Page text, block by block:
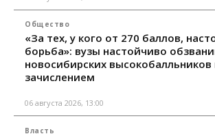
Общество
«За тех, у кого от 270 баллов,
борьба»: вузы настойчиво
новосибирских высокобалльников
зачислением
06 августа 2026, 13:00
Власть